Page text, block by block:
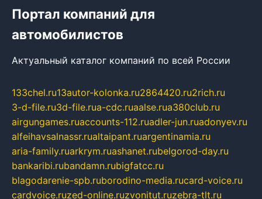
Портал компаний для
автомобилистов
Актуальный каталог компаний по всей России
133chel.ru13autor-kolonka.ru2864420.ru2rich.ru
3-d-file.ru3d-file.rua-cdc.ruaalse.rua380club.ru
airgungames.ruaccounts-112.ruadler-jun.ruadonyev.ru
alfeihavsalnassr.rualtaipant.ruargentinamia.ru
aria-family.ruarkrym.ruashanet.rubelgorod-day.ru
bankaribi.rubandamn.rubigfatcc.ru
blagodarenie-spb.ruborodino-media.rucard-voice.ru
cardvoice.ruzed-online.ruzvonitut.ruzebra-tlt.ru